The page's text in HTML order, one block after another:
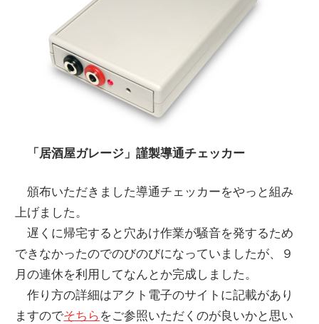
「居酒屋ガレージ」謹製導通チェッカー
頒布いただきました導通チェッカーをやっと組み
上げました。
遅くに帰宅すると穴あけ作業が騒音を発するため
できなかったのでのびのびになっていましたが、９
月の連休を利用してなんとか完成しました。
作り方の詳細はアクト電子のサイトに記載があり
ますのでそちらをご参照いただくのが良いかと思い